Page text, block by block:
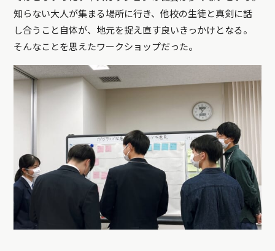
知らない大人が集まる場所に行き、他校の生徒と真剣に話
し合うこと自体が、地元を捉え直す良いきっかけとなる。
そんなことを思えたワークショップだった。